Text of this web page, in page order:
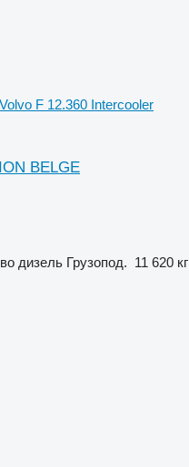
F 12.360 Intercooler
BELGE
дизель Грузопод. 11 620 кг